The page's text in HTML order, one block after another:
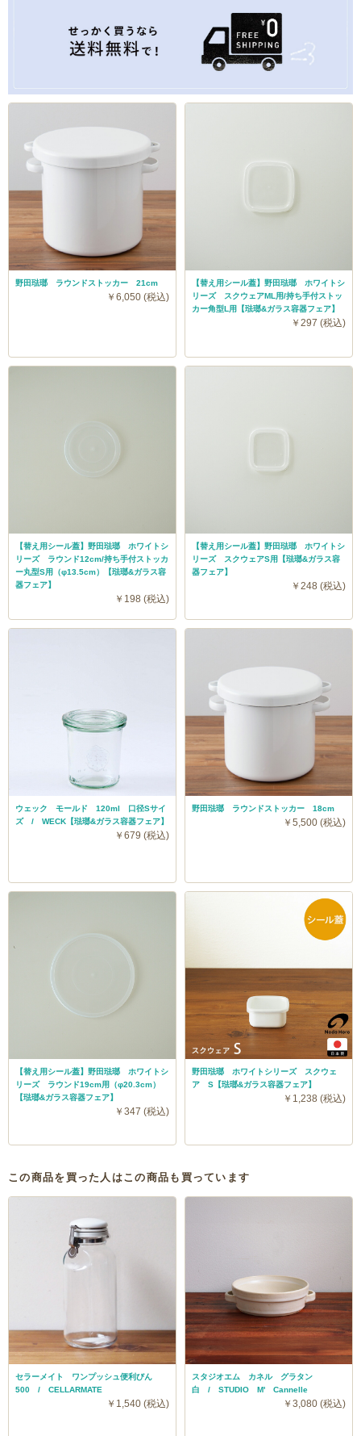
野田琺瑯 ラウンドストッカー 21cm
￥6,050 (税込)
【替え用シール蓋】野田琺瑯 ホワイトシ
リーズ スクウェアML用/持ち手付ストッ
カー角型L用【琺瑯&ガラス容器フェア】
￥297 (税込)
【替え用シール蓋】野田琺瑯 ホワイトシ
リーズ ラウンド12cm/持ち手付ストッカ
ー丸型S用（φ13.5cm）【琺瑯&ガラス容
器フェア】
￥198 (税込)
【替え用シール蓋】野田琺瑯 ホワイトシ
リーズ スクウェアS用【琺瑯&ガラス容
器フェア】
￥248 (税込)
ウェック モールド 120ml 口径Sサイ
ズ / WECK【琺瑯&ガラス容器フェア】
￥679 (税込)
野田琺瑯 ラウンドストッカー 18cm
￥5,500 (税込)
【替え用シール蓋】野田琺瑯 ホワイトシ
リーズ ラウンド19cm用（φ20.3cm）
【琺瑯&ガラス容器フェア】
￥347 (税込)
野田琺瑯 ホワイトシリーズ スクウェ
ア S【琺瑯&ガラス容器フェア】
￥1,238 (税込)
この商品を買った人はこの商品も買っています
セラーメイト ワンプッシュ便利びん
500 / CELLARMATE
￥1,540 (税込)
スタジオエム カネル グラタン
白 / STUDIO M' Cannelle
￥3,080 (税込)